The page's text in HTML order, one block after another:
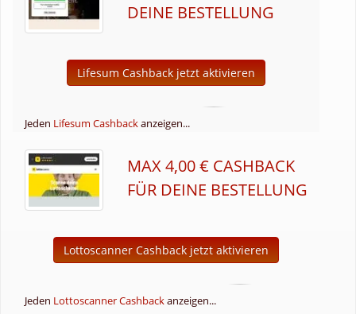
DEINE BESTELLUNG
Lifesum Cashback jetzt aktivieren
Jeden Lifesum Cashbackanzeigen...
MAX 4,00 € CASHBACK
FÜR DEINE BESTELLUNG
Lottoscanner Cashback jetzt aktivieren
Jeden Lottoscanner Cashbackanzeigen...